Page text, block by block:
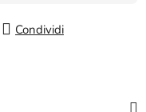
Condividi